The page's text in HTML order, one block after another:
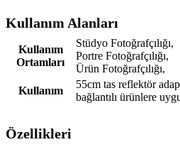
Kullanım Alanları
Kullanım
Ortamları
Stüdyo Fotoğrafçılığı,
Portre Fotoğrafçılığı,
Ürün Fotoğrafçılığı,
Kullanım
55cm tas reflektör
bağlantılı ürünlere
Özellikleri